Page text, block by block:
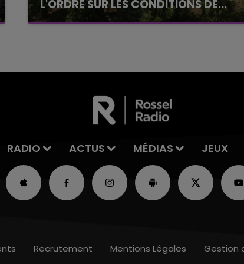
L'ORDRE SUR LES CONDITIONS DE...
Alors que les dates de début des vendange
RADIO ACTUS MÉDIAS JEUX
Recrutement Mentions Légales Gestion